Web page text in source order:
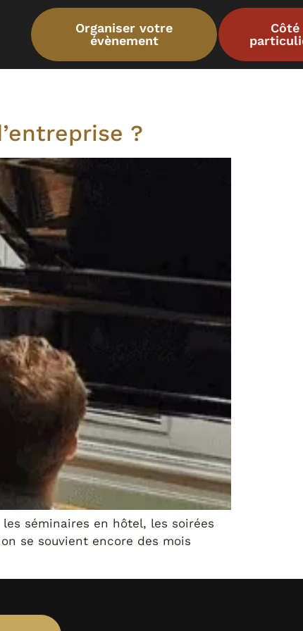
Organiser votre
évènement
Côté
?
séminaires en hôtel, les soirées
se souvient encore des mois